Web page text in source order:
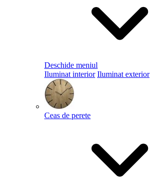
Deschide meniul
Iluminat interior Iluminat exterior
Ceas de perete